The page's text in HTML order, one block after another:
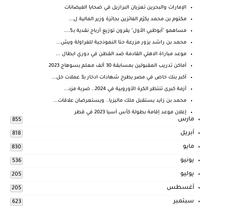
الإمارات والبحرين تعزيان البرازيل في ضحايا الفيضانات
مكتوم بن محمد يكرّم الفائزين بجائزة وزير المالية ل...
مساهمو "أبوظبي الأول" يقرون توزيع أرباح نقدية بـ5....
محمد بن راشد يزور مزرعة حتا النموذجية للفراولة ويش...
موعد مباراة الاهلي القادمة ضد القطن في دوري ابطال ...
أماكن تدريب المقبولين بمسابقة 30 ألف معلم بسوهاج 2023
أكبر بنك خاص في مصر يطرح شهادات ادخار بـ3 عملات خل...
أزمة كبرى تنتظر الكرة الأوروبية في 2024.. ضربة مزد...
محمد بن زايد يستقبل ملك ماليزيا.. ويستعرضان علاقات...
إعلان موعد إقامة بطولة كأس آسيا 2023 في قطر
مارس 855
أبريل 818
مايو 830
يونيو 536
يوليو 205
أغسطس 205
سبتمبر 623